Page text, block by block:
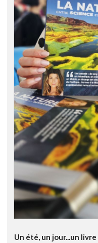
Un été, un jour...un